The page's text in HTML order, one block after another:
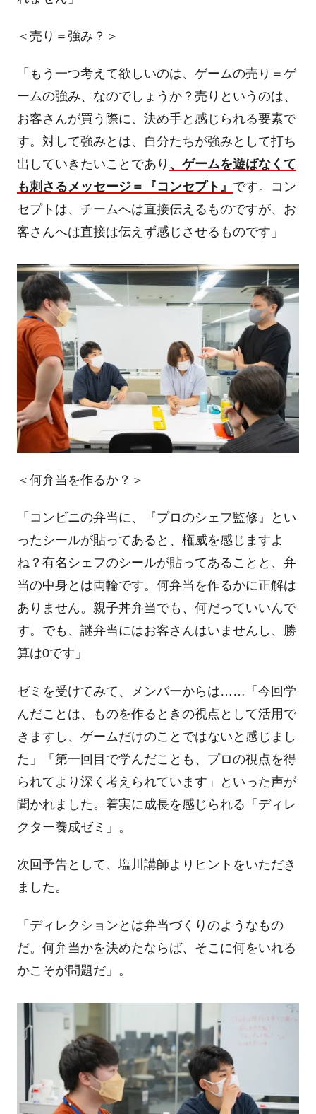
＜売り＝強み？＞
「もう一つ考えて欲しいのは、ゲームの売り＝ゲ
ームの強み、なのでしょうか？売りというのは、
お客さんが買う際に、決め手と感じられる要素で
す。対して強みとは、自分たちが強みとして打ち
出していきたいことであり 、ゲームを遊ばなくて
も刺さるメッセージ＝『コンセプト』 です。コン
セプトは、チームへは直接伝えるものですが、お
客さんへは直接は伝えず感じさせるものです」
＜何弁当を作るか？＞
「コンビニの弁当に、『プロのシェフ監修』とい
ったシールが貼ってあると、権威を感じますよ
ね？有名シェフのシールが貼ってあることと、弁
当の中身とは両輪です。何弁当を作るかに正解は
ありません。親子丼弁当でも、何だっていいんで
す。でも、謎弁当にはお客さんはいませんし、勝
算は0です」
ゼミを受けてみて、メンバーからは……「今回学
んだことは、ものを作るときの視点として活用で
きますし、ゲームだけのことではないと感じまし
た」「第一回目で学んだことも、プロの視点を得
られてより深く考えられています」といった声が
聞かれました。着実に成長を感じられる「ディレ
クター養成ゼミ」。
次回予告として、塩川講師よりヒントをいただき
ました。
「ディレクションとは弁当づくりのようなもの
だ。何弁当かを決めたならば、そこに何をいれる
かこそが問題だ」。